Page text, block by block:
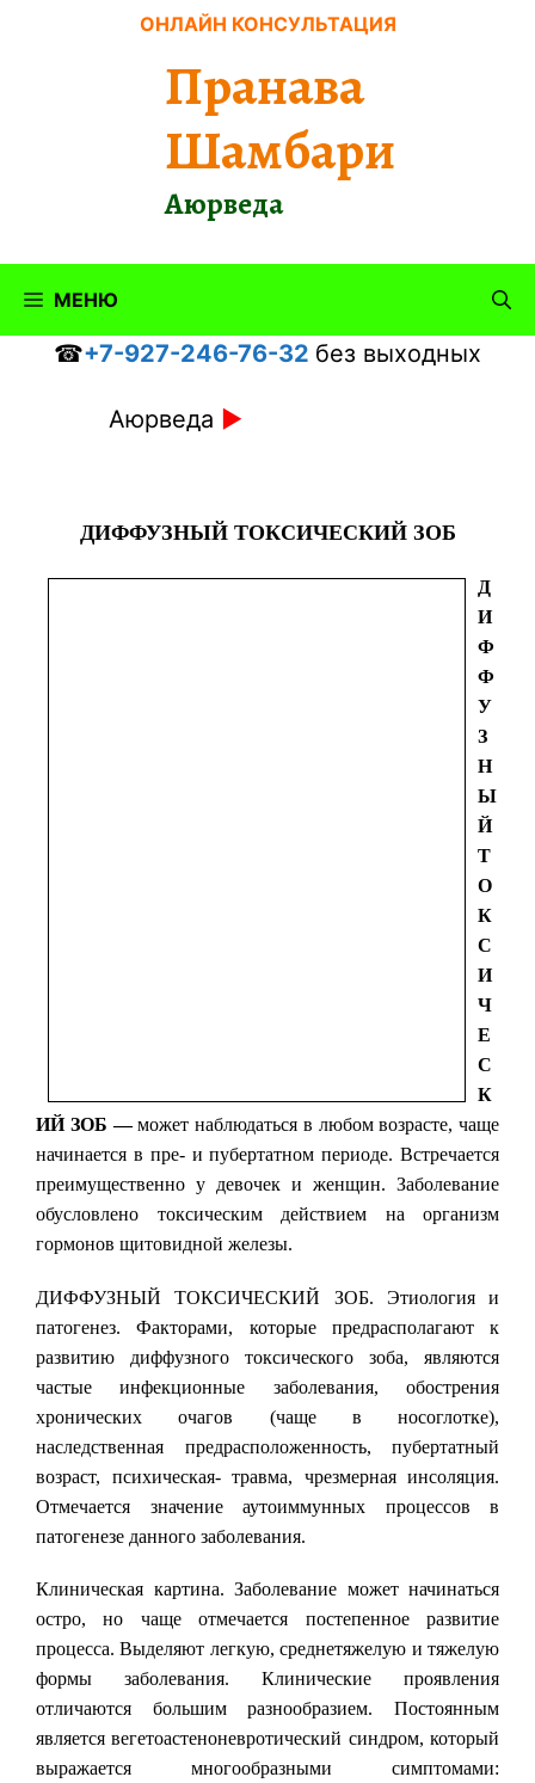
ОНЛАЙН КОНСУЛЬТАЦИЯ
Пранава
Шамбари
Аюрведа
МЕНЮ
☎+7-927-246-76-32 без выходных
Аюрведа ►
ДИФФУЗНЫЙ ТОКСИЧЕСКИЙ ЗОБ
Д
И
Ф
Ф
У
З
Н
Ы
Й
Т
О
К
С
И
Ч
Е
С
К
ИЙ ЗОБ —может наблюдаться в любом возрасте, чаще
начинается в пре- и пубертатном периоде. Встречается
преимущественно у девочек и женщин. Заболевание
обусловлено токсическим действием на организм
гормонов щитовидной железы.
ДИФФУЗНЫЙ ТОКСИЧЕСКИЙ ЗОБ. Этиология и
патогенез. Факторами, которые предрасполагают к
развитию диффузного токсического зоба, являются
частые инфекционные заболевания, обострения
хронических очагов (чаще в носоглотке),
наследственная предрасположенность, пубертатный
возраст, психическая- травма, чрезмерная инсоляция.
Отмечается значение аутоиммунных процессов в
патогенезе данного заболевания.
Клиническая картина. Заболевание может начинаться
остро, но чаще отмечается постепенное развитие
процесса. Выделяют легкую, среднетяжелую и тяжелую
формы заболевания. Клинические проявления
отличаются большим разнообразием. Постоянным
является вегетоастеноневротический синдром, который
выражается многообразными симптомами: